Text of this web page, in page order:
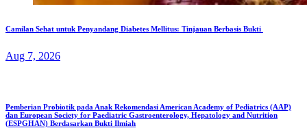
Camilan Sehat untuk Penyandang Diabetes Mellitus: Tinjauan Berbasis Bukti
Aug 7, 2026
Pemberian Probiotik pada Anak Rekomendasi American Academy of Pediatrics (AAP)
dan European Society for Paediatric Gastroenterology, Hepatology and Nutrition
(ESPGHAN) Berdasarkan Bukti Ilmiah